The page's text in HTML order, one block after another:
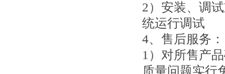
2）安装、调
统运行调试
4、售后服务：
1）对所售产
质量问题实行